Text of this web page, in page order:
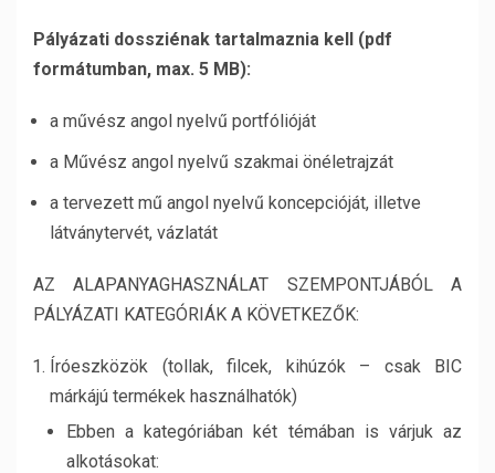
Pályázati dossziénak tartalmaznia kell (pdf
formátumban, max. 5 MB):
a művész angol nyelvű portfólióját
a Művész angol nyelvű szakmai önéletrajzát
a tervezett mű angol nyelvű koncepcióját, illetve
látványtervét, vázlatát
AZ ALAPANYAGHASZNÁLAT SZEMPONTJÁBÓL A
PÁLYÁZATI KATEGÓRIÁK A KÖVETKEZŐK:
Íróeszközök (tollak, filcek, kihúzók – csak BIC
márkájú termékek használhatók)
Ebben a kategóriában két témában is várjuk az
alkotásokat: